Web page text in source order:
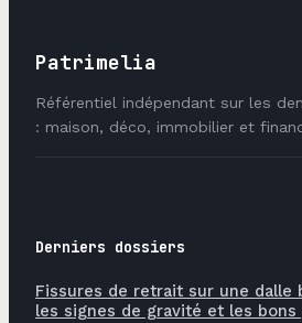
Patrimelia
Référentiel indépendant sur les
: maison, déco, immobilier et
Derniers dossiers
Fissures de retrait sur une dalle
les signes de gravité et les bons